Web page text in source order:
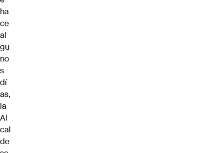
ha
ce
al
gu
no
s
dí
as,
la
Al
cal
de